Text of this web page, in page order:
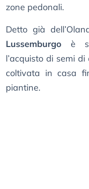
zone pedonali.
Detto già
Lussemburgo è
l’acquisto di semi
coltivata in casa
piantine.